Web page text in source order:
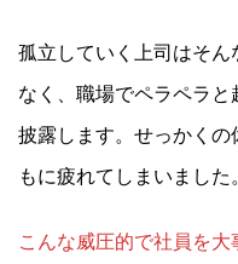
孤立していく上司はそ
なく、職場でペラペラ
披露します。せっかく
もに疲れてしまいました。
こんな威圧的で社員を大